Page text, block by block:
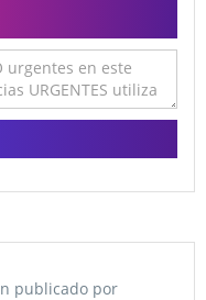
publicado por